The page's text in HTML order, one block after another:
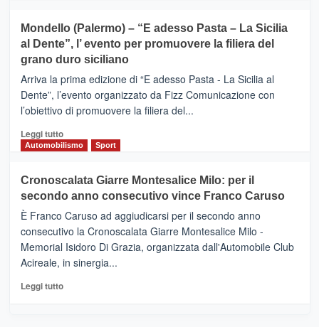
e
messaggi
di
CASTIGLIONE
DI
SICILIA
(Ct)
–
Il
Borgo
Gusto,
il
tra
sapori
vicoli
medievali
Mondello (Palermo) – “E adesso Pasta – La Sicilia
al Dente”, l’ evento per promuovere la filiera del
grano duro siciliano
Arriva la prima edizione di “E adesso Pasta - La Sicilia al
Dente”, l’evento organizzato da Fizz Comunicazione con
l’obiettivo di promuovere la filiera del...
Leggi tuttoLeggi
di
Mondello
(Palermo)
–
“E
adesso
Pasta
–
Sicilia
Automobilismo Sport
Cronoscalata Giarre Montesalice Milo: per il
secondo anno consecutivo vince Franco Caruso
È Franco Caruso ad aggiudicarsi per il secondo anno
consecutivo la Cronoscalata Giarre Montesalice Milo -
Memorial Isidoro Di Grazia, organizzata dall'Automobile Club
Acireale, in sinergia...
Leggi tuttoLeggi